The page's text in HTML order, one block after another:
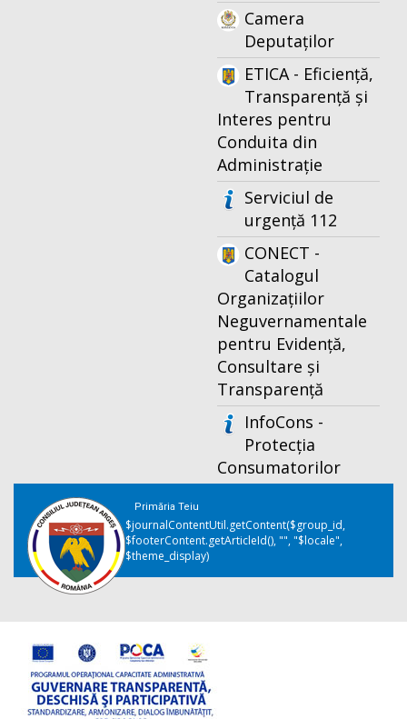
Camera
Deputaților
ETICA - Eficiență,
Transparență și
Interes pentru
Conduita din
Administrație
Serviciul de
urgență 112
CONECT -
Catalogul
Organizațiilor
Neguvernamentale
pentru Evidență,
Consultare și
Transparență
InfoCons -
Protecția
Consumatorilor
Primăria Teiu
$journalContentUtil.getContent($group_id,
$footerContent.getArticleId(), "", "$locale",
$theme_display)